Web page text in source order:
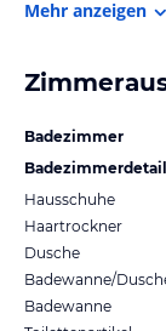
Mehr anzeigen
Badezimmer
Hausschuhe
Haartrockner
Dusche
Badewanne/
Badewanne